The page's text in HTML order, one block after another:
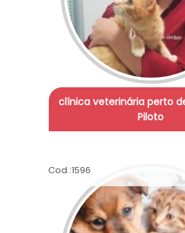
clínica veterinária perto
Piloto
Cod.:1596